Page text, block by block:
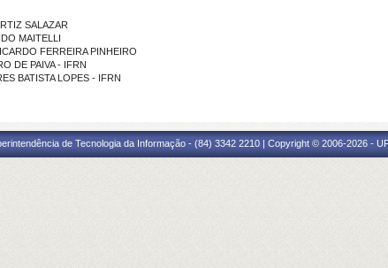
SALAZAR
MAITELLI
FERREIRA PINHEIRO
DE PAIVA - IFRN
BATISTA LOPES - IFRN
de Tecnologia da Informação - (84) 3342 2210 | Copyright © 2006-2026 -